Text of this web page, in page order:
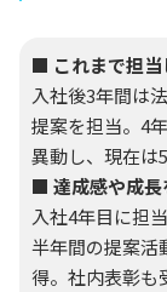
■ これまで担当
入社後3年間は
提案を担当。4
異動し、現在は
■ 達成感や成長
入社4年目に担
半年間の提案活
得。社内表彰も